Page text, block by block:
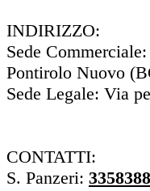
INDIRIZZO:
Sede
Pontirolo Nuovo
Sede Legale: Via
CONTATTI:
S. Panzeri: